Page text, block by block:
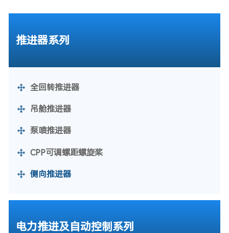
推进器系列
全回转推进器
吊舱推进器
泵喷推进器
CPP可调螺距螺旋桨
侧向推进器
电力推进及自动控制系列